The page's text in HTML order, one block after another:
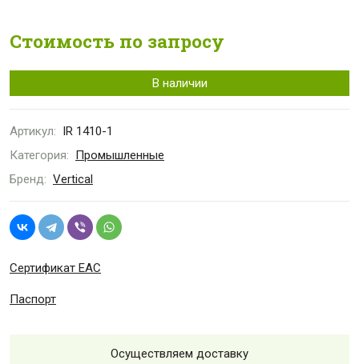
Стоимость по запросу
В наличии
Артикул: IR 1410-1
Категория: Промышленные
Бренд: Vertical
Сертификат ЕАС
Паспорт
Осуществляем доставку